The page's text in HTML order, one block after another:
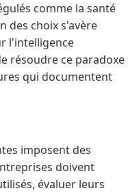
comme la santé
des choix s'avère
l'intelligence
résoudre ce paradoxe
qui documentent
imposent des
doivent
évaluer leurs